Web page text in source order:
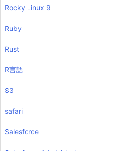
Rocky Linux 9
Ruby
Rust
R言語
S3
safari
Salesforce